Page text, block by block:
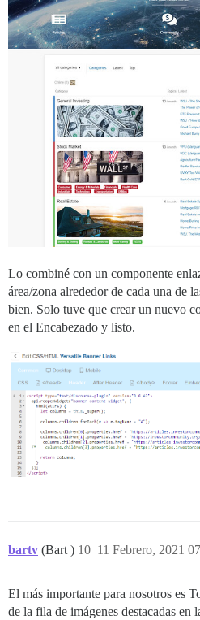
Lo combiné con un componente
área/zona alrededor de cada una de
bien. Solo tuve que crear un nuevo
en el Encabezado y listo.
bartv (Bart ) 11 Febrero, 2021
10
El más importante para nosotros es
de la fila de imágenes destacadas en